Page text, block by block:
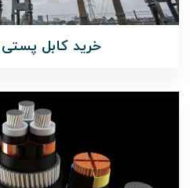
خرید کابل